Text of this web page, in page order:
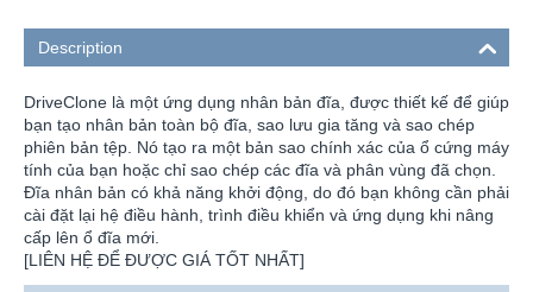
Description
DriveClone là một ứng dụng nhân bản đĩa, được thiết kế để giúp
bạn tạo nhân bản toàn bộ đĩa, sao lưu gia tăng và sao chép
phiên bản tệp. Nó tạo ra một bản sao chính xác của ổ cứng máy
tính của bạn hoặc chỉ sao chép các đĩa và phân vùng đã chọn.
Đĩa nhân bản có khả năng khởi động, do đó bạn không cần phải
cài đặt lại hệ điều hành, trình điều khiển và ứng dụng khi nâng
cấp lên ổ đĩa mới.
[LIÊN HỆ ĐỂ ĐƯỢC GIÁ TỐT NHẤT]